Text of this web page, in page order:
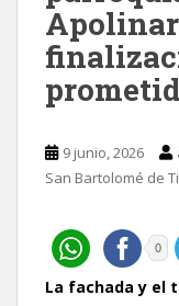
9 junio, 2026
San Bartolomé de
0
La fachada y el